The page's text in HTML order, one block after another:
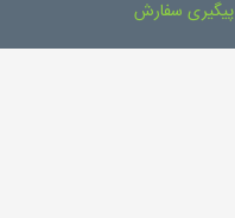
پیگیری سفارش